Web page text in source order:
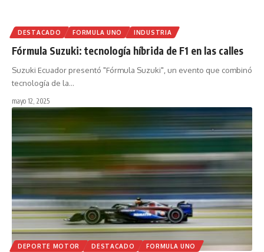
DESTACADO FORMULA UNO INDUSTRIA
Fórmula Suzuki: tecnología híbrida de F1 en las calles
Suzuki Ecuador presentó "Fórmula Suzuki", un evento que combinó
tecnología de la…
mayo 12, 2025
DEPORTE MOTOR DESTACADO FORMULA UNO